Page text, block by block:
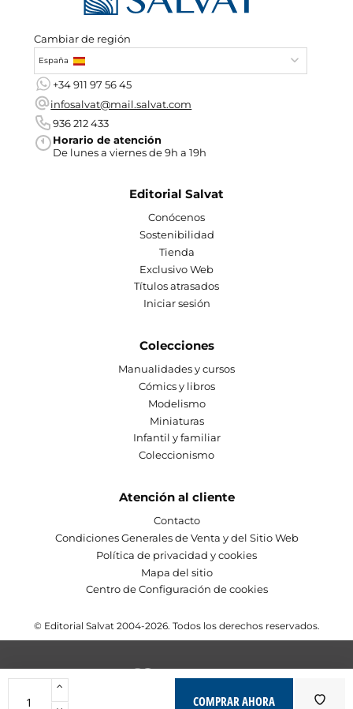
COMPRAR AHORA
Cambiar de región
España
+34 911 97 56 45
infosalvat@mail.salvat.com
936 212 433
Horario de atención
De lunes a viernes de 9h a 19h
Editorial Salvat
Conócenos
Sostenibilidad
Tienda
Exclusivo Web
Títulos atrasados
Iniciar sesión
Colecciones
Manualidades y cursos
Cómics y libros
Modelismo
Miniaturas
Infantil y familiar
Coleccionismo
Atención al cliente
Contacto
Condiciones Generales de Venta y del Sitio Web
Política de privacidad y cookies
Mapa del sitio
Centro de Configuración de cookies
© Editorial Salvat 2004-2026. Todos los derechos reservados.